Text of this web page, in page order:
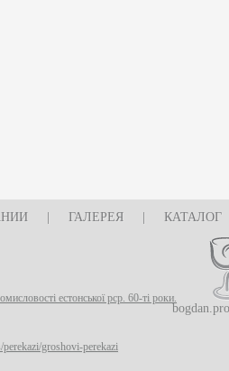
ГАЛЕРЕЯ КАТАЛОГ
естонської рср. 60-ті роки.
groshovi-perekazi